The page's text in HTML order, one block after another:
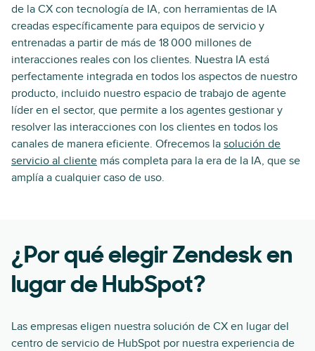
de la CX con tecnología de IA, con herramientas de IA
creadas específicamente para equipos de servicio y
entrenadas a partir de más de 18 000 millones de
interacciones reales con los clientes. Nuestra IA está
perfectamente integrada en todos los aspectos de nuestro
producto, incluido nuestro espacio de trabajo de agente
líder en el sector, que permite a los agentes gestionar y
resolver las interacciones con los clientes en todos los
canales de manera eficiente. Ofrecemos la solución de
servicio al cliente más completa para la era de la IA, que se
amplía a cualquier caso de uso.
¿Por qué elegir Zendesk en
lugar de HubSpot?
Las empresas eligen nuestra solución de CX en lugar del
centro de servicio de HubSpot por nuestra experiencia de